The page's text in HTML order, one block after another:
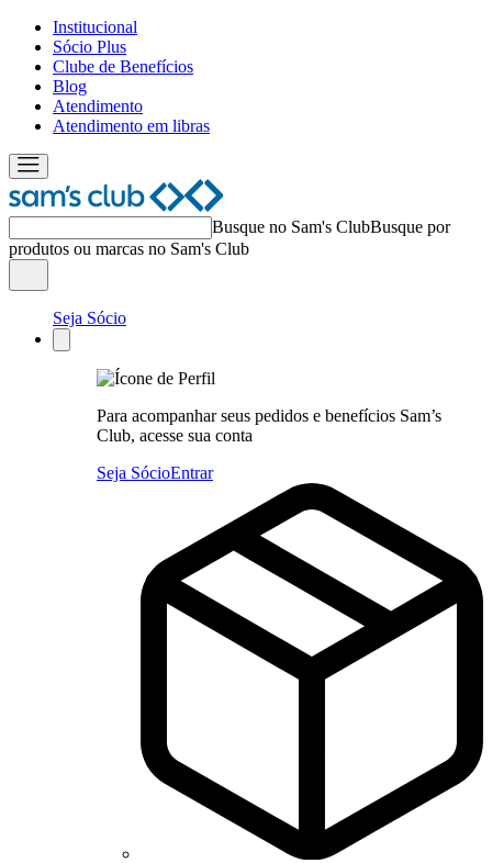
Institucional
Sócio Plus
Clube de Benefícios
Blog
Atendimento
Atendimento em libras
Busque no Sam's ClubBusque por
produtos ou marcas no Sam's Club
Seja Sócio
Para acompanhar seus pedidos e benefícios Sam’s
Club, acesse sua conta
Seja SócioEntrar